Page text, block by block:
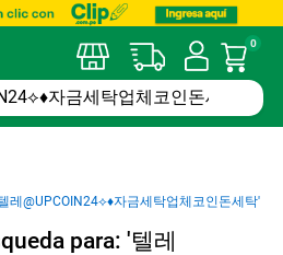
Mi
0
레@UPCOIN24⟡♦자금세탁업체코인돈세탁'
para: '텔레